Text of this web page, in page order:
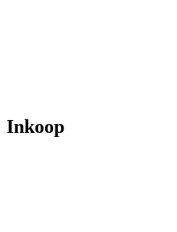
Inkoop